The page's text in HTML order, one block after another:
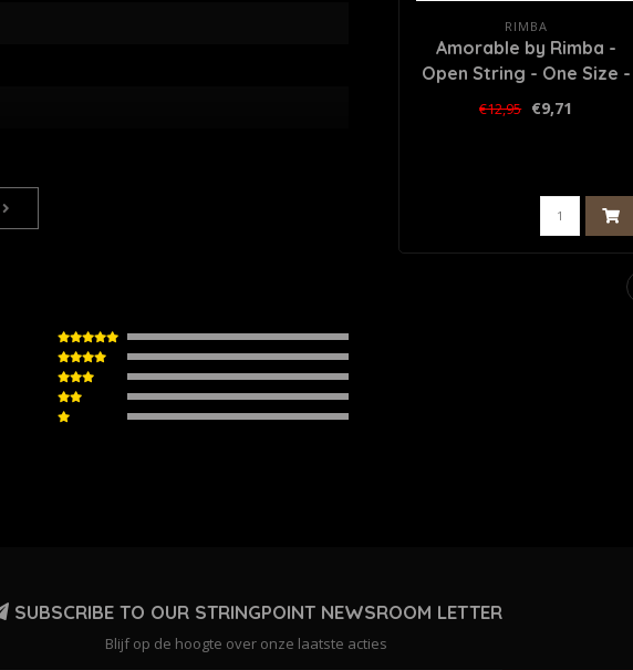
RIMBA
Amorable by Rimba -
Open String - One Size -
Zwart
€12,95 €9,71
SUBSCRIBE TO OUR STRINGPOINT NEWSROOM LETTER
Blijf op de hoogte over onze laatste acties